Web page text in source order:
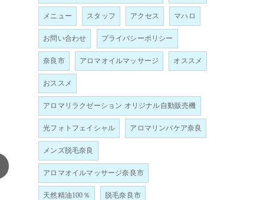
メニュー スタッフ アクセス マハロ
お問い合わせ プライバシーポリシー
奈良市 アロマオイルマッサージ オススメ
おススメ
アロマリラクゼーション オリジナル自動販売機
光フォトフェイシャル アロマリンパケア奈良
メンズ脱毛奈良
アロマオイルマッサージ奈良市
天然精油100％ 脱毛奈良市